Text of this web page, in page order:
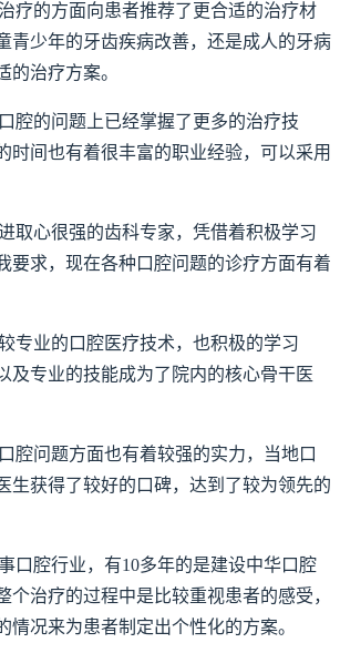
疗的方面向患者推荐了更合适的治疗材
青少年的牙齿疾病改善，还是成人的牙病
的治疗方案。
腔的问题上已经掌握了更多的治疗技
时间也有着很丰富的职业经验，可以采用
取心很强的齿科专家，凭借着积极学习
要求，现在各种口腔问题的诊疗方面有着
专业的口腔医疗技术，也积极的学习
及专业的技能成为了院内的核心骨干医
腔问题方面也有着较强的实力，当地口
生获得了较好的口碑，达到了较为领先的
口腔行业，有10多年的是建设中华口腔
个治疗的过程中是比较重视患者的感受，
情况来为患者制定出个性化的方案。